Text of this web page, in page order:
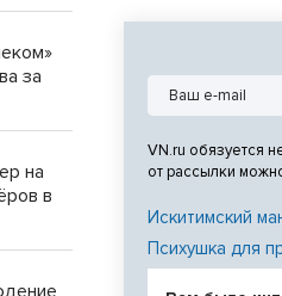
VN.ru обязуется
от рассылки
Искитимский
Психушка для
за
на
в